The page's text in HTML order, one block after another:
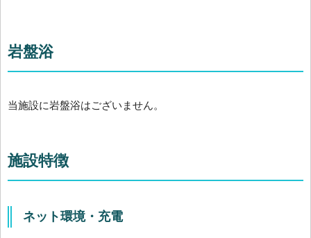
岩盤浴
当施設に岩盤浴はございません。
施設特徴
ネット環境・充電